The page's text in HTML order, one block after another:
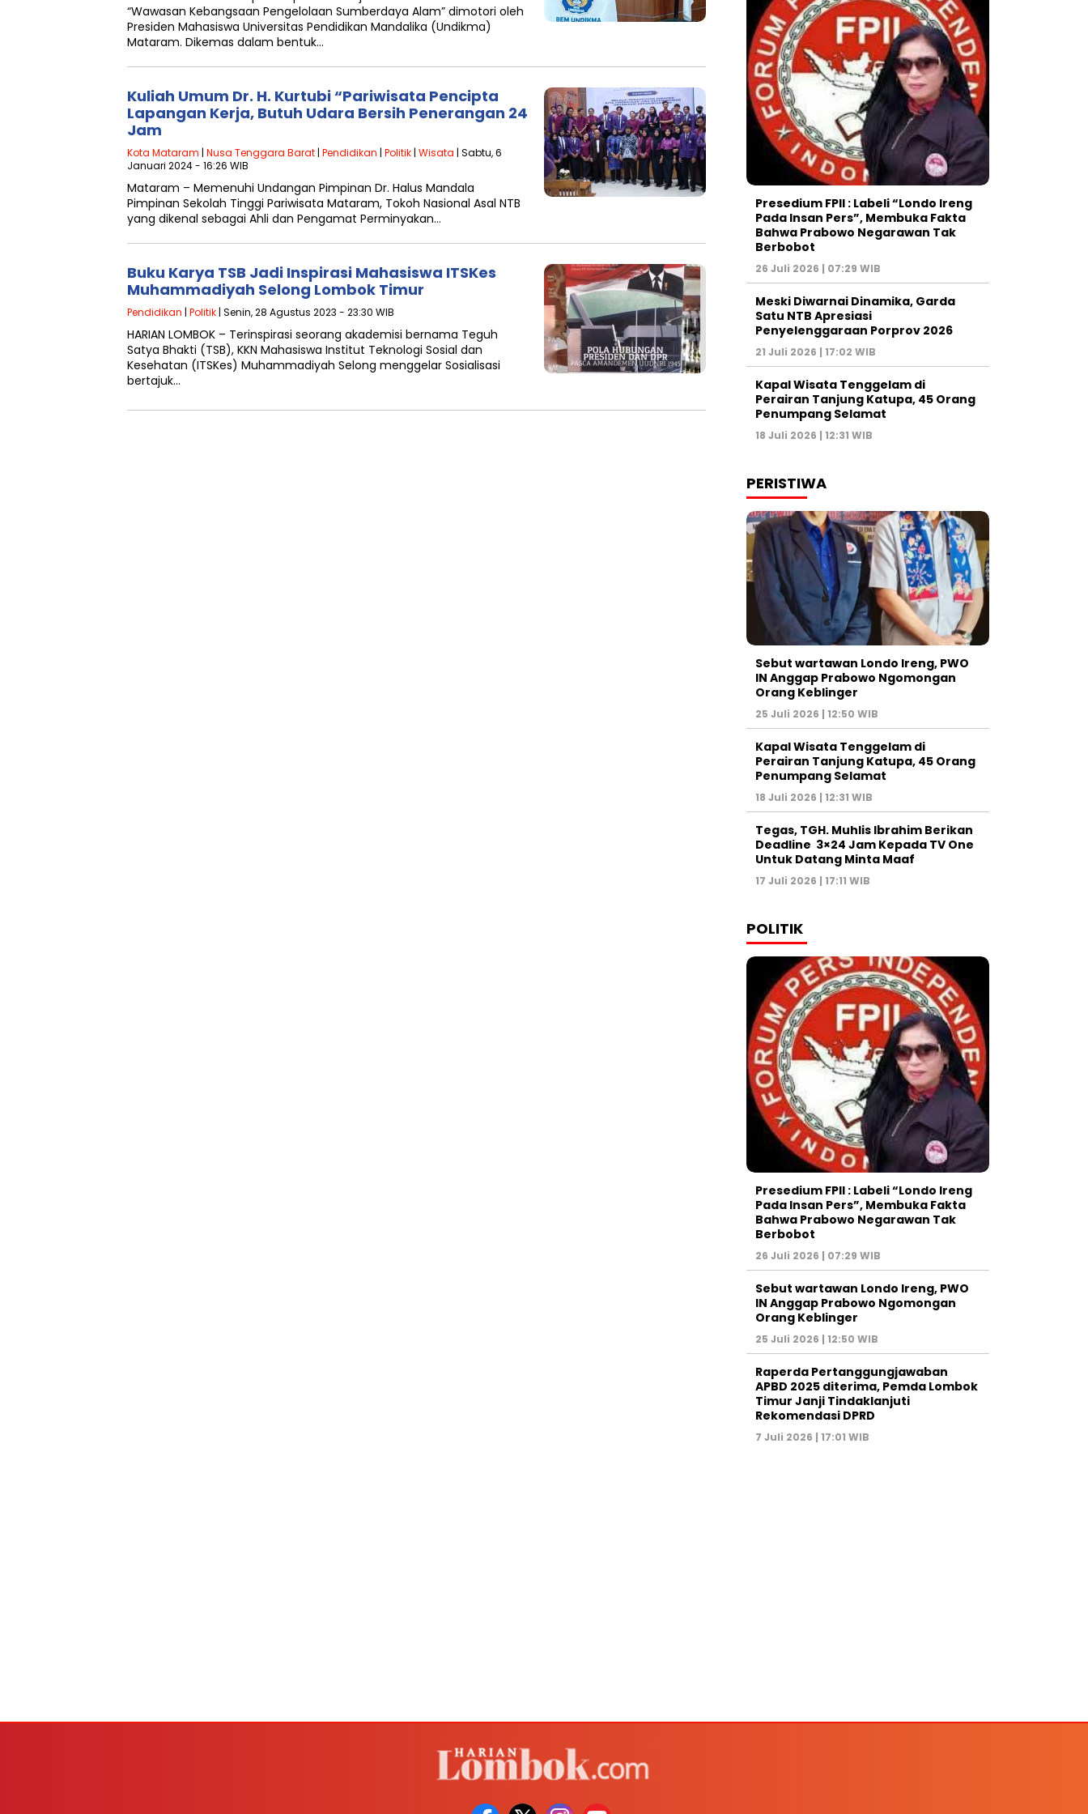
“Wawasan Kebangsaan Pengelolaan Sumberdaya Alam” dimotori oleh
Presiden Mahasiswa Universitas Pendidikan Mandalika (Undikma)
Mataram. Dikemas dalam bentuk…
Kuliah Umum Dr. H. Kurtubi “Pariwisata Pencipta
Lapangan Kerja, Butuh Udara Bersih Penerangan 24
Jam
Kota Mataram | Nusa Tenggara Barat | Pendidikan | Politik | Wisata | Sabtu, 6
Januari 2024 - 16:26 WIB
Mataram – Memenuhi Undangan Pimpinan Dr. Halus Mandala
Pimpinan Sekolah Tinggi Pariwisata Mataram, Tokoh Nasional Asal NTB
yang dikenal sebagai Ahli dan Pengamat Perminyakan…
Buku Karya TSB Jadi Inspirasi Mahasiswa ITSKes
Muhammadiyah Selong Lombok Timur
Pendidikan | Politik | Senin, 28 Agustus 2023 - 23:30 WIB
HARIAN LOMBOK – Terinspirasi seorang akademisi bernama Teguh
Satya Bhakti (TSB), KKN Mahasiswa Institut Teknologi Sosial dan
Kesehatan (ITSKes) Muhammadiyah Selong menggelar Sosialisasi
bertajuk…
Presedium FPII : Labeli “Londo Ireng
Pada Insan Pers”, Membuka Fakta
Bahwa Prabowo Negarawan Tak
Berbobot
26 Juli 2026 | 07:29 WIB
Meski Diwarnai Dinamika, Garda
Satu NTB Apresiasi
Penyelenggaraan Porprov 2026 ‎
21 Juli 2026 | 17:02 WIB
Kapal Wisata Tenggelam di
Perairan Tanjung Katupa, 45 Orang
Penumpang Selamat
18 Juli 2026 | 12:31 WIB
PERISTIWA
Sebut wartawan Londo Ireng, PWO
IN Anggap Prabowo Ngomongan
Orang Keblinger
25 Juli 2026 | 12:50 WIB
Kapal Wisata Tenggelam di
Perairan Tanjung Katupa, 45 Orang
Penumpang Selamat
18 Juli 2026 | 12:31 WIB
Tegas, TGH. Muhlis Ibrahim Berikan
Deadline 3×24 Jam Kepada TV One
Untuk Datang Minta Maaf
17 Juli 2026 | 17:11 WIB
POLITIK
Presedium FPII : Labeli “Londo Ireng
Pada Insan Pers”, Membuka Fakta
Bahwa Prabowo Negarawan Tak
Berbobot
26 Juli 2026 | 07:29 WIB
Sebut wartawan Londo Ireng, PWO
IN Anggap Prabowo Ngomongan
Orang Keblinger
25 Juli 2026 | 12:50 WIB
Raperda Pertanggungjawaban
APBD 2025 diterima, Pemda Lombok
Timur Janji Tindaklanjuti
Rekomendasi DPRD
7 Juli 2026 | 17:01 WIB